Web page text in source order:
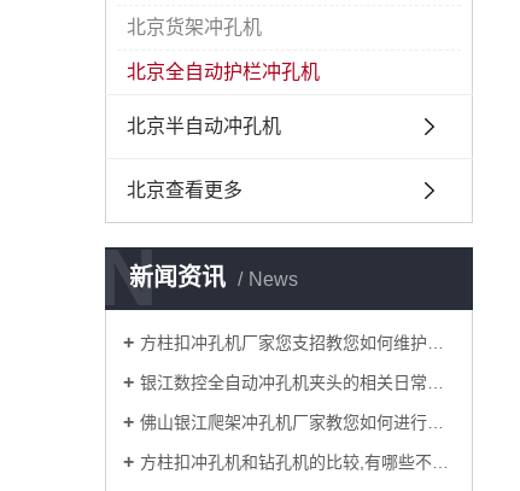
北京货架冲孔机
北京全自动护栏冲孔机
北京半自动冲孔机
北京查看更多
新闻资讯 News
N
方柱扣冲孔机厂家您支招教您如何维护管材冲孔机？
银江数控全自动冲孔机夹头的相关日常知识解说
佛山银江爬架冲孔机厂家教您如何进行调试？
方柱扣冲孔机和钻孔机的比较,有哪些不同的地方？